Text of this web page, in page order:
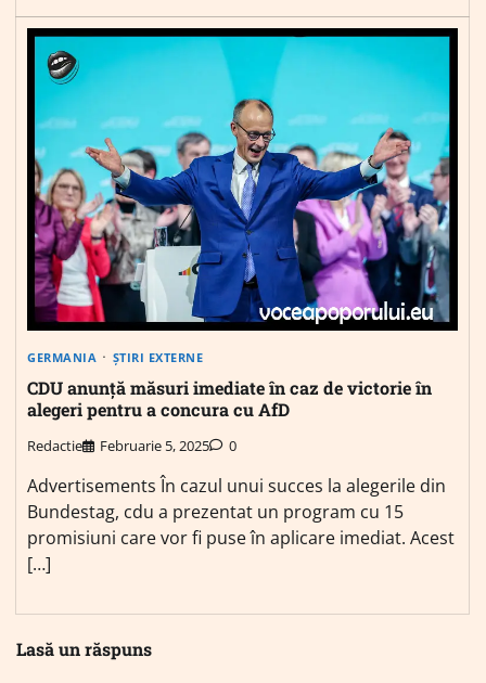
GERMANIA ȘTIRI EXTERNE
CDU anunță măsuri imediate în caz de victorie în
alegeri pentru a concura cu AfD
Redactie Februarie 5, 2025 0
Advertisements În cazul unui succes la alegerile din
Bundestag, cdu a prezentat un program cu 15
promisiuni care vor fi puse în aplicare imediat. Acest
[…]
Lasă un răspuns